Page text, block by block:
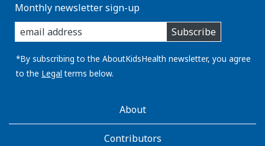
Monthly newsletter sign-up
enter
you
email
address:
Subscribe
*By subscribing to the AboutKidsHealth newsletter, you agree
to the Legal terms below.
AboutKidsHealthAbout
Contributors